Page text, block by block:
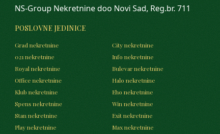
NS-Group Nekretnine doo Novi Sad, Reg.br. 711
POSLOVNE JEDINICE
Grad nekretnine
City nekretnine
021 nekretnine
Info nekretnine
Royal nekretnine
Bulevar nekretnine
Office nekretnine
Halo nekretnine
Klub nekretnine
Eho nekretnine
Spens nekretnine
Win nekretnine
Stan nekretnine
Exit nekretnine
Play nekretnine
Max nekretnine